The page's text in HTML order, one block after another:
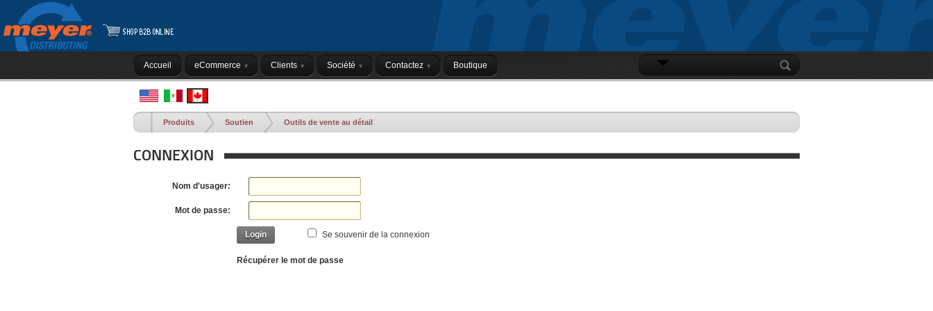
Accueil eCommerce Clients Société Contactez Boutique
Produits Soutien Outils de vente au détail
CONNEXION
Nom d'usager:
Mot de passe:
Login Se souvenir de la connexion
Récupérer le mot de passe